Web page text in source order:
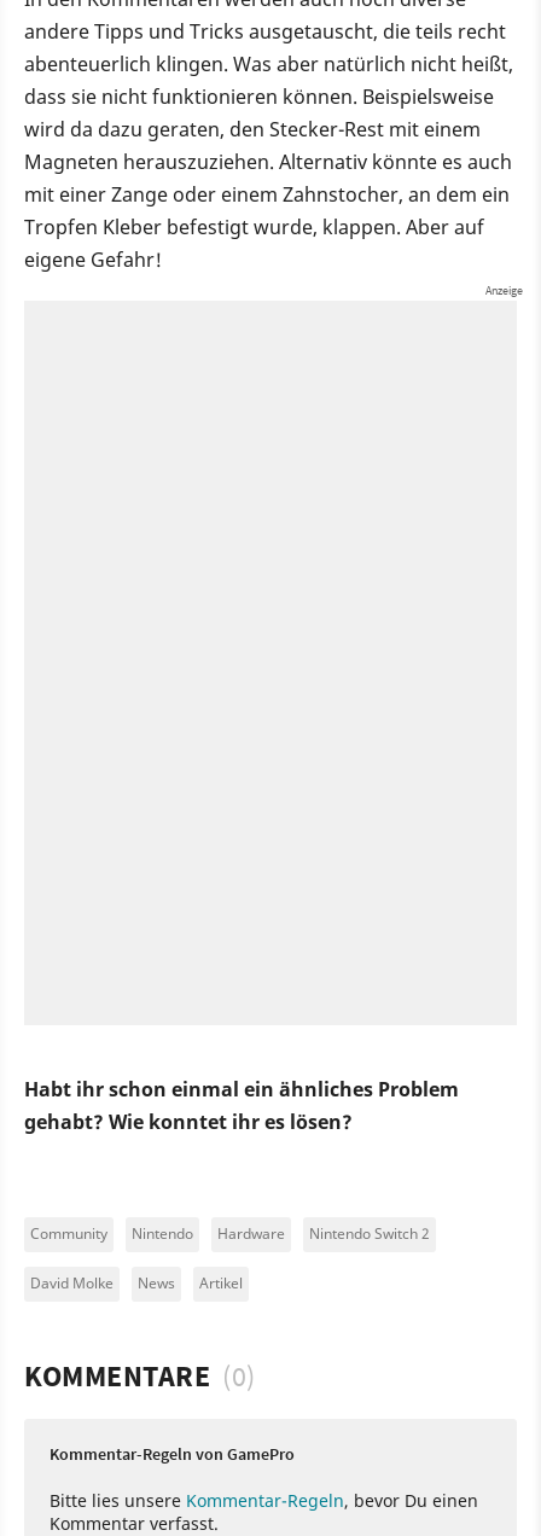
andere Tipps und Tricks ausgetauscht, die teils recht
abenteuerlich klingen. Was aber natürlich nicht heißt,
dass sie nicht funktionieren können. Beispielsweise
wird da dazu geraten, den Stecker-Rest mit einem
Magneten herauszuziehen. Alternativ könnte es auch
mit einer Zange oder einem Zahnstocher, an dem ein
Tropfen Kleber befestigt wurde, klappen. Aber auf
eigene Gefahr!
Habt ihr schon einmal ein ähnliches Problem
gehabt? Wie konntet ihr es lösen?
Community Nintendo Hardware Nintendo Switch 2
David Molke News Artikel
KOMMENTARE (0)
Kommentar-Regeln von GamePro
Bitte lies unsere Kommentar-Regeln, bevor Du einen
Kommentar verfasst.